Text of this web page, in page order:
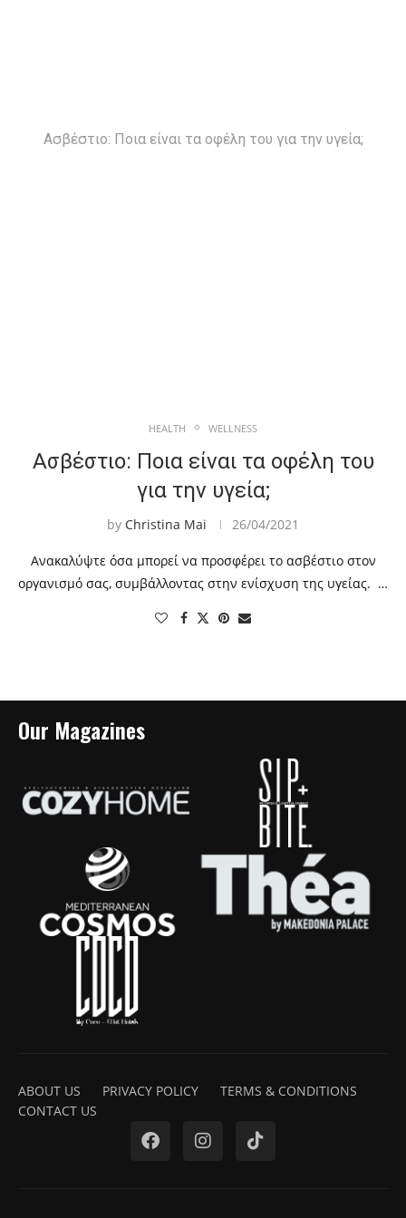
Ασβέστιο: Ποια είναι τα οφέλη του για την υγεία;
HEALTH WELLNESS
Ασβέστιο: Ποια είναι τα οφέλη του
για την υγεία;
by Christina Mai 26/04/2021
Ανακαλύψτε όσα μπορεί να προσφέρει το ασβέστιο στον
οργανισμό σας, συμβάλλοντας στην ενίσχυση της υγείας. …
Our Magazines
ABOUT US PRIVACY POLICY
TERMS & CONDITIONS
CONTACT US